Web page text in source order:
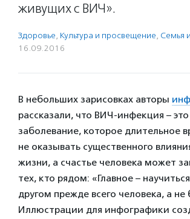
живущих с ВИЧ».
Здоровье, Культура и просвещение, Семья
16.09.2016
В небольших зарисовках авторы
рассказали, что ВИЧ-инфекция –
заболевание, которое длительное
не оказывать существенного
жизни, а счастье человека может
тех, кто рядом: «Главное –
другом прежде всего человека, а не
Иллюстрации для инфографики